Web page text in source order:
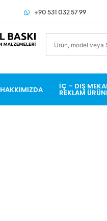
+90 531 032 57 99
HAKKIMIZDA İÇ – DIŞ
REKLAM